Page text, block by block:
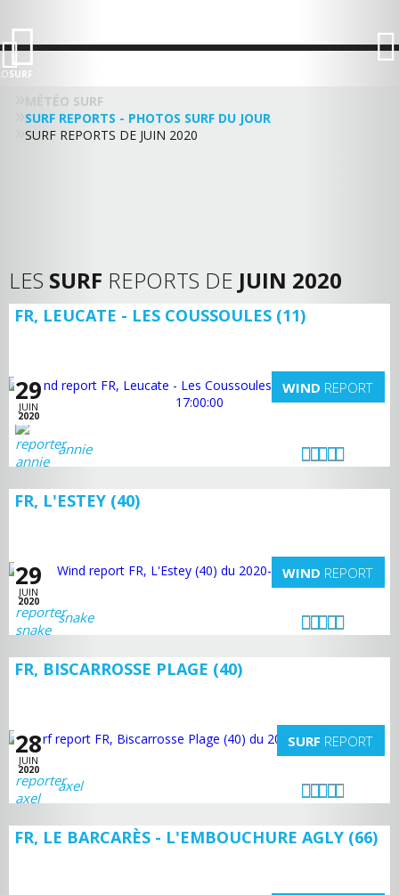
SURF
MÉTÉO SURF
SURF REPORTS - PHOTOS SURF DU JOUR
SURF REPORTS DE JUIN 2020
LES SURF REPORTS DE JUIN 2020
FR, LEUCATE - LES COUSSOULES (11)
29
JUIN
2020
WIND REPORT
annie
FR, L'ESTEY (40)
29
JUIN
2020
WIND REPORT
snake
FR, BISCARROSSE PLAGE (40)
28
JUIN
2020
SURF REPORT
axel
FR, LE BARCARÈS - L'EMBOUCHURE AGLY (66)